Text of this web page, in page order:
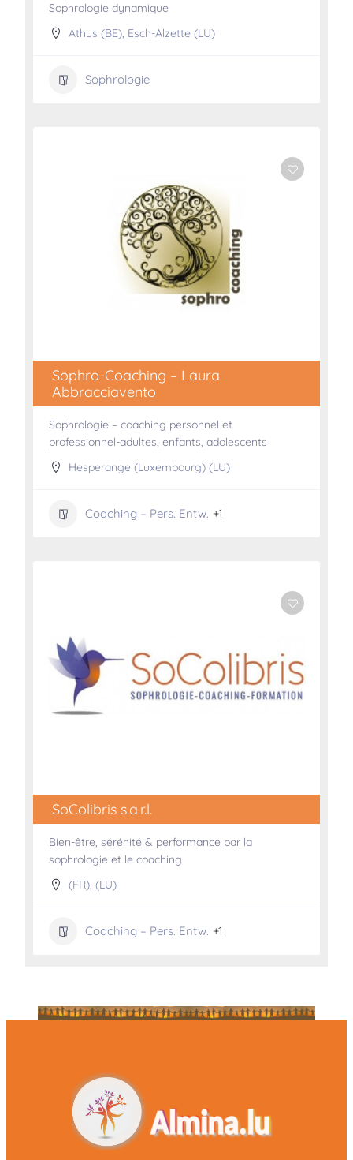
Sophrologie dynamique
Athus (BE), Esch-Alzette (LU)
Sophrologie
Sophro-Coaching – Laura
Abbracciavento
Sophrologie – coaching personnel et
professionnel-adultes, enfants, adolescents
Hesperange (Luxembourg) (LU)
Coaching – Pers. Entw. +1
SoColibris s.a.r.l.
Bien-être, sérénité & performance par la
sophrologie et le coaching
(FR), (LU)
Coaching – Pers. Entw. +1